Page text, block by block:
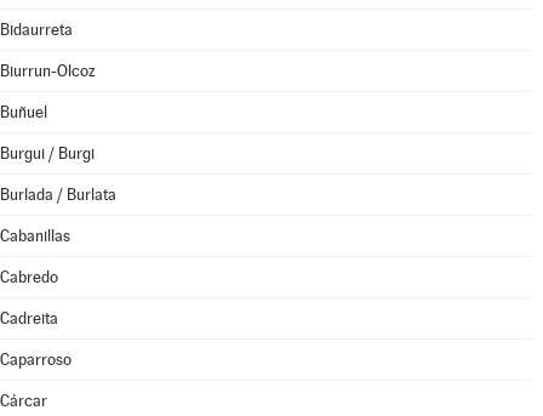
Bidaurreta
Biurrun-Olcoz
Buñuel
Burgui / Burgi
Burlada / Burlata
Cabanillas
Cabredo
Cadreita
Caparroso
Cárcar